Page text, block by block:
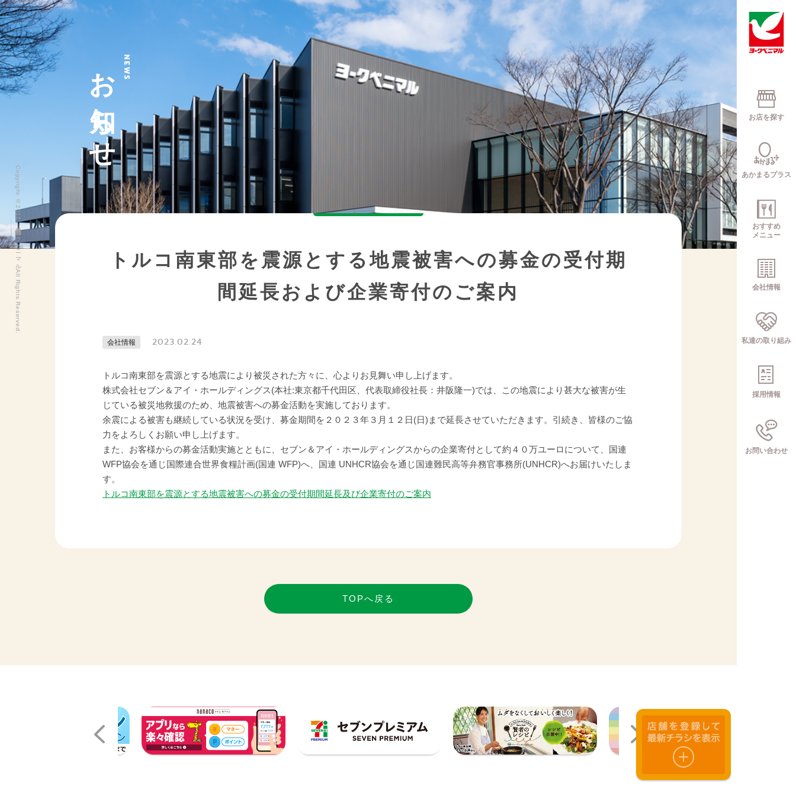
お店を探す
あかまるプラス
おすすめ
メニュー
会社情報
私達の取り組み
採用情報
お問い合わせ
NEWS
お知らせ
トルコ南東部を震源とする地震被害への募金の受付期
間延長および企業寄付のご案内
会社情報 2023.02.24
トルコ南東部を震源とする地震により被災された方々に、心よりお見舞い申し上げます。
株式会社セブン＆アイ・ホールディングス(本社:東京都千代田区、代表取締役社長：井阪隆一)では、この地震により甚大な被害が生
じている被災地救援のため、地震被害への募金活動を実施しております。
余震による被害も継続している状況を受け、募金期間を２０２３年３月１２日(日)まで延長させていただきます。引続き、皆様のご協
力をよろしくお願い申し上げます。
また、お客様からの募金活動実施とともに、セブン＆アイ・ホールディングスからの企業寄付として約４０万ユーロについて、国連
WFP協会を通じ国際連合世界食糧計画(国連 WFP)へ、国連 UNHCR協会を通じ国連難民高等弁務官事務所(UNHCR)へお届けいたしま
す。
トルコ南東部を震源とする地震被害への募金の受付期間延長及び企業寄付のご案内
TOPへ戻る
Copyright ©2011 株式会社ヨークベニマル All Rights Reserved.